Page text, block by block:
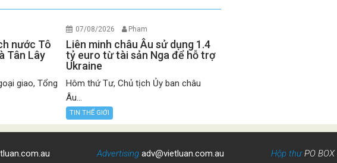
nước Tô
Tân Lây
giao, Tổng
07/08/2026 Pham
Liên minh châu Âu sử dụng 1.4
tỷ euro từ tài sản Nga để hỗ trợ
Ukraine
Hôm thứ Tư, Chủ tịch Ủy ban châu
Âu...
TIN THẾ GIỚI
Advertising adv@vietluan.com.au Hộp thưPO